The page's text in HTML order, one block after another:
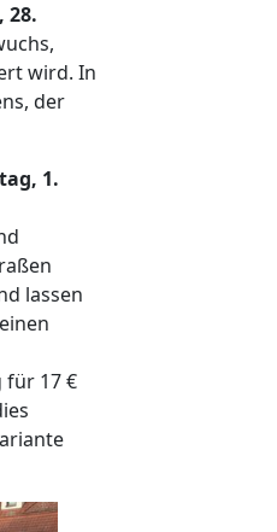
28.
wird. In
der
1.
lassen
für 17 €